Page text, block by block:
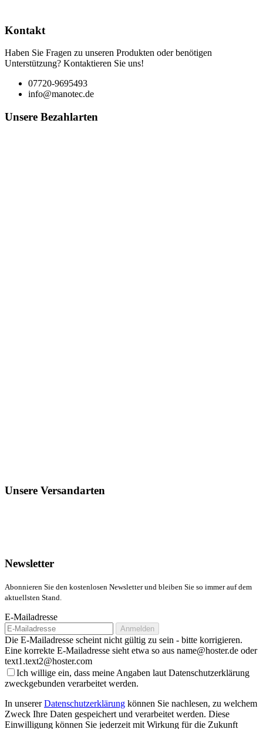
Kontakt
Haben Sie Fragen zu unseren Produkten oder benötigen
Unterstützung? Kontaktieren Sie uns!
07720-9695493
info@manotec.de
Unsere Bezahlarten
Unsere Versandarten
Newsletter
Abonnieren Sie den kostenlosen Newsletter und bleiben Sie so immer auf dem
aktuellsten Stand.
E-Mailadresse
Anmelden
Die E-Mailadresse scheint nicht gültig zu sein - bitte korrigieren.
Eine korrekte E-Mailadresse sieht etwa so aus name@hoster.de oder
text1.text2@hoster.com
Ich willige ein, dass meine Angaben laut Datenschutzerklärung
zweckgebunden verarbeitet werden.
In unsererDatenschutzerklärung können Sie nachlesen, zu welchem
Zweck Ihre Daten gespeichert und verarbeitet werden. Diese
Einwilligung können Sie jederzeit mit Wirkung für die Zukunft